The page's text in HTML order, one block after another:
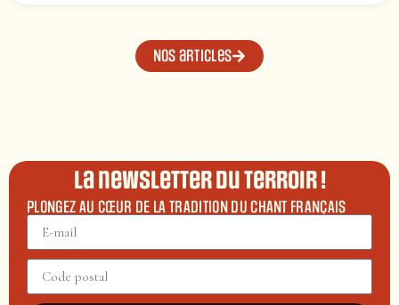
Nos articles
La newsletter du terroir !
PLONGEZ AU CŒUR DE LA TRADITION DU CHANT FRANÇAIS